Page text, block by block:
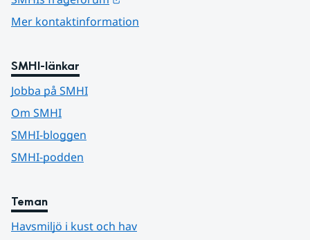
Mer kontaktinformation
SMHI-länkar
Jobba på SMHI
Om SMHI
SMHI-bloggen
SMHI-podden
Teman
Havsmiljö i kust och hav